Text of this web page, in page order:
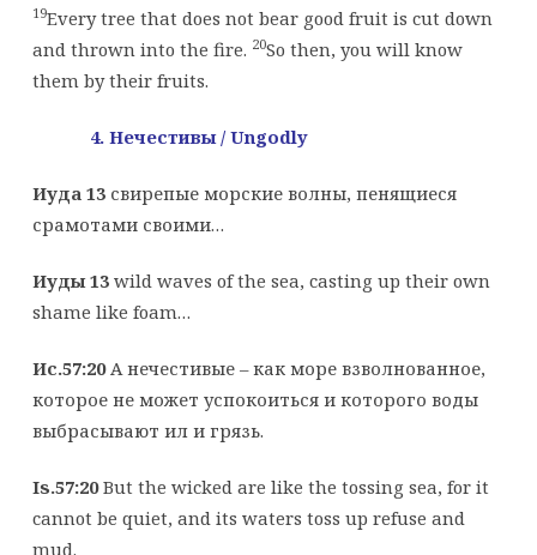
19Every tree that does not bear good fruit is cut down
and thrown into the fire. 20So then, you will know
them by their fruits.
4. Нечестивы/ Ungodly
Иуда 13 свирепые морские волны, пенящиеся
срамотами своими…
Иуды 13wild waves of the sea, casting up their own
shame like foam…
Ис.57:20А нечестивые – как море взволнованное,
которое не может успокоиться и которого воды
выбрасывают ил и грязь.
Is.57:20But the wicked are like the tossing sea, for it
cannot be quiet, and its waters toss up refuse and
mud.